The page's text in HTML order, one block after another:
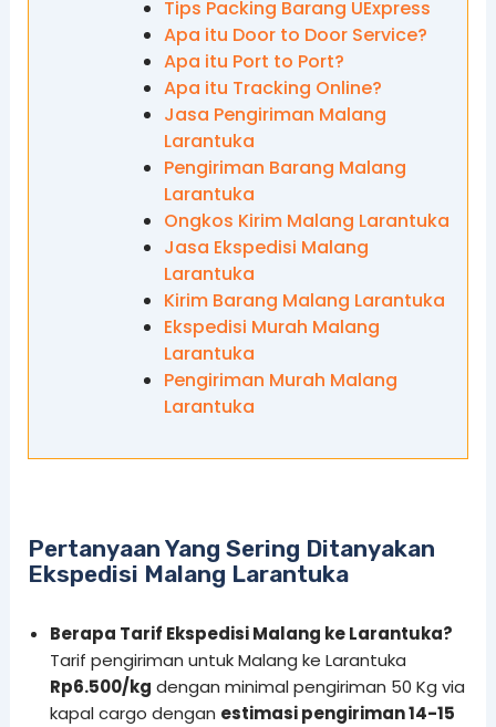
Tips Packing Barang UExpress
Apa itu Door to Door Service?
Apa itu Port to Port?
Apa itu Tracking Online?
Jasa Pengiriman Malang
Larantuka
Pengiriman Barang Malang
Larantuka
Ongkos Kirim Malang Larantuka
Jasa Ekspedisi Malang
Larantuka
Kirim Barang Malang Larantuka
Ekspedisi Murah Malang
Larantuka
Pengiriman Murah Malang
Larantuka
Pertanyaan Yang Sering Ditanyakan
Ekspedisi Malang Larantuka
Berapa Tarif Ekspedisi Malang ke Larantuka?
Tarif pengiriman untuk Malang ke Larantuka
Rp6.500/kg dengan minimal pengiriman 50 Kg via
kapal cargo dengan estimasi pengiriman 14-15